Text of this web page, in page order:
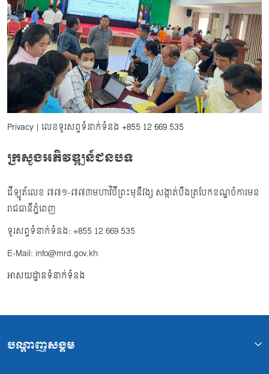
Privacy | លេខទូរសព្ទទំនាក់ទំនង +855 12 669 535
ក្រសួងអភិវឌ្ឍន៍ជនបទ
ដីឡូត៍លេខ ៧៧១-៧៧៣មហាវិថីព្រះមុនីវង្ស សង្កាត់បឹងត្របែកខណ្ឌចំការមន
រាជធានីភ្នំពេញ
ទូរសព្ទទំនាក់ទំនង: +855 12 669 535
E-Mail: info@mrd.gov.kh
អាសយដ្ឋានទំនាក់ទំនង
បណ្ដាញសង្គម